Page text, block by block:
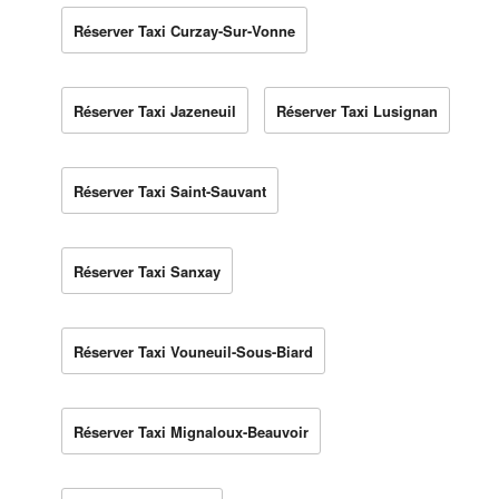
Réserver Taxi Curzay-Sur-Vonne
Réserver Taxi Jazeneuil Réserver Taxi Lusignan
Réserver Taxi Saint-Sauvant
Réserver Taxi Sanxay
Réserver Taxi Vouneuil-Sous-Biard
Réserver Taxi Mignaloux-Beauvoir